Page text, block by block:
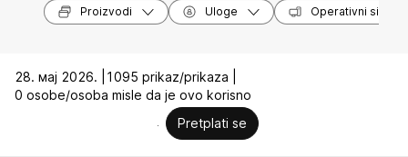
Proizvodi Uloge Operativni sistemi
28. мај 2026. |
1095 prikaz/prikaza |
0 osobe/osoba misle da je ovo korisno
Pretplati se